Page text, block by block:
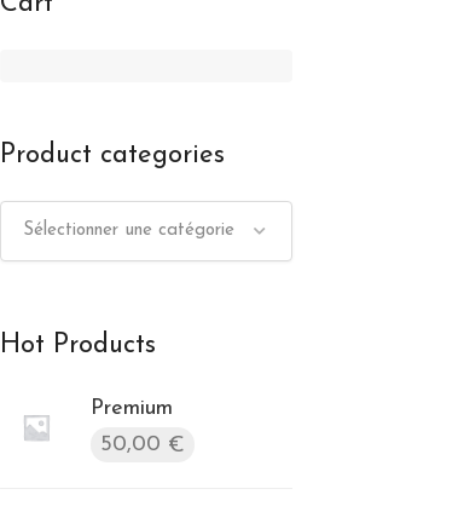
Product categories
Sélectionner une catégorie
Hot Products
Premium
50,00 €